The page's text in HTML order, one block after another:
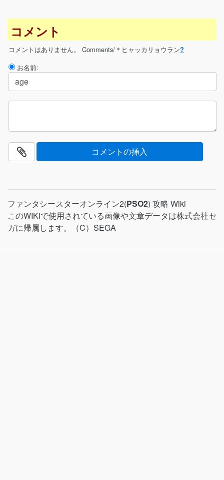
コメント
コメントはありません。 Comments/＊ヒャッカリョウラン?
お名前:
ファンタシースターオンライン2(PSO2) 攻略 Wiki
このWIKIで使用されている画像や文章データは株式会社セ
ガに帰属します。（C）SEGA